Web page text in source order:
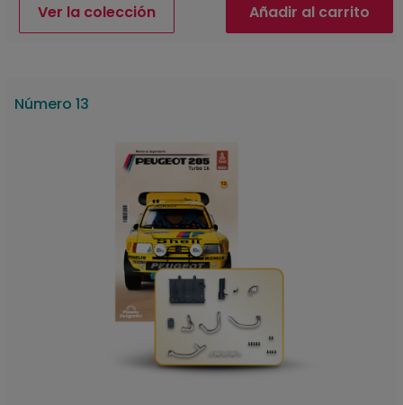
Ver la colección Añadir al carrito
Número 13